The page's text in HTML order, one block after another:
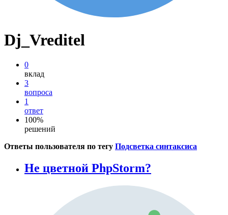
Dj_Vreditel
0
вклад
3
вопроса
1
ответ
100%
решений
Ответы пользователя по тегу Подсветка синтаксиса
Не цветной PhpStorm?